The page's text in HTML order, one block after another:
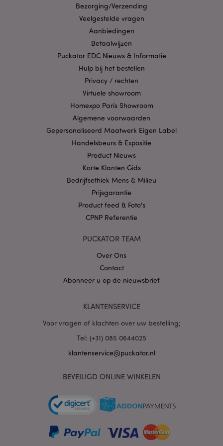
Bezorging/Verzending
Veelgestelde vragen
Aanbiedingen
Betaalwijzen
Puckator EDC Nieuws & Informatie
Hulp bij het bestellen
Privacy / rechten
Virtuele showroom
Homexpo Paris Showroom
Algemene voorwaarden
Gepersonaliseerd Maatwerk Eigen Label
Handelsbeurs & Expositie
Product Nieuws
Korte Klanten Gids
Bedrijfsethiek Mens & Milieu
Prijsgarantie
Product feed & Foto's
CPNP Referentie
PUCKATOR TEAM
Over Ons
Contact
Abonneer u op de nieuwsbrief
KLANTENSERVICE
Voor vragen of klachten over uw bestelling;
Tel: (+31) 085 0644025
klantenservice@puckator.nl
BEVEILIGD ONLINE WINKELEN
mage-cache-storage
_GRECAPTCHA
Google LLC
form_key
Adobe Inc.
Privacybeleid van